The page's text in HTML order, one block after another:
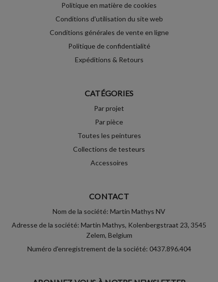
Politique en matière de cookies
Conditions d'utilisation du site web
Conditions générales de vente en ligne
Politique de confidentialité
Expéditions & Retours
CATÉGORIES
Par projet
Par pièce
Toutes les peintures
Collections de testeurs
Accessoires
CONTACT
Nom de la société: Martin Mathys NV
Adresse de la société: Martin Mathys, Kolenbergstraat 23, 3545
Zelem, Belgium
Numéro d'enregistrement de la société: 0437.896.404